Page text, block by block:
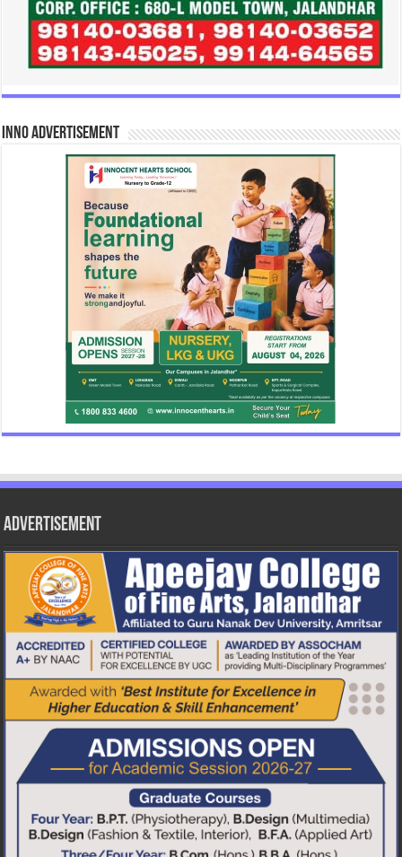
INNO Advertisement
Advertisement